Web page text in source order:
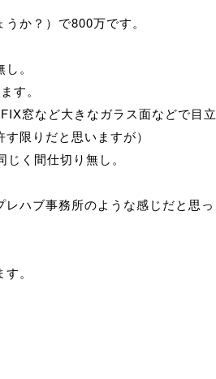
か？）で800万です。
。
す。
窓など大きなガラス面などで目立
限りだと思いますが）
く間仕切り無し。
ハブ事務所のような感じだと思っ
。